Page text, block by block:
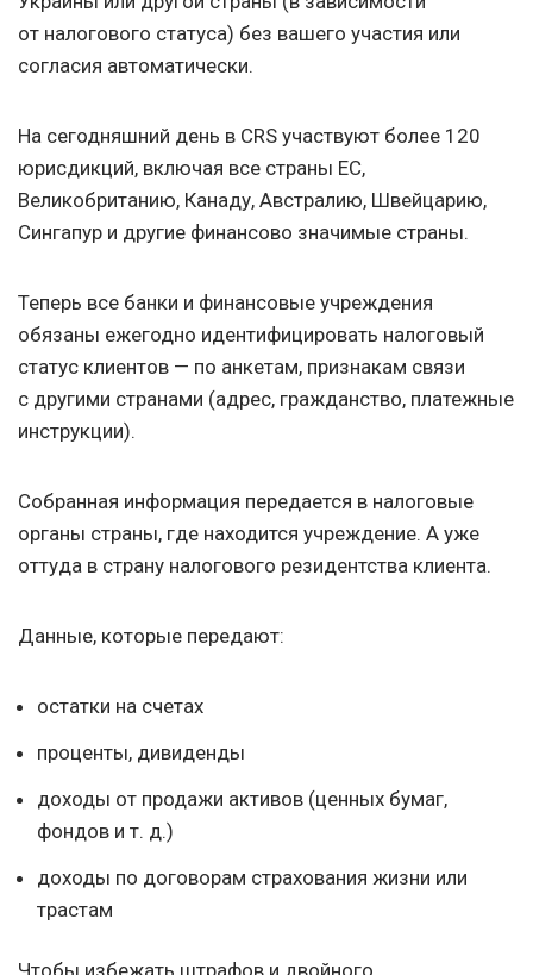
от налогового статуса) без вашего участия или
согласия автоматически.
На сегодняшний день в CRS участвуют более 120
юрисдикций, включая все страны ЕС,
Великобританию, Канаду, Австралию, Швейцарию,
Сингапур и другие финансово значимые страны.
Теперь все банки и финансовые учреждения
обязаны ежегодно идентифицировать налоговый
статус клиентов — по анкетам, признакам связи
с другими странами (адрес, гражданство, платежные
инструкции).
Собранная информация передается в налоговые
органы страны, где находится учреждение. А уже
оттуда в страну налогового резидентства клиента.
Данные, которые передают:
остатки на счетах
проценты, дивиденды
доходы от продажи активов (ценных бумаг,
фондов и т. д.)
доходы по договорам страхования жизни или
трастам